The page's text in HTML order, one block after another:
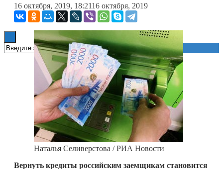
Книги
16 октября, 2019, 18:2116 октября, 2019
Наталья Селиверстова / РИА Новости
Вернуть кредиты российским заемщикам становится